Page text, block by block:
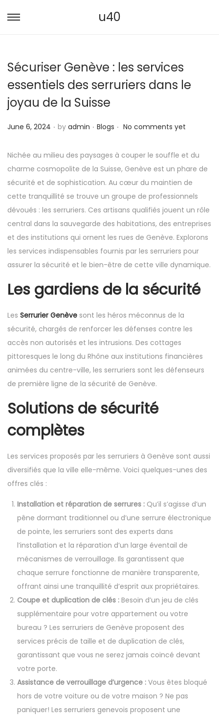
S
p
o
n
v
g
a
t
i
o
n
S
p
o
c
n
e
n
t
u40
Sécuriser Genève : les services
essentiels des serruriers dans le
joyau de la Suisse
P
s
t
e
d
o
n
June 6, 2024 . by admin . P
s
t
e
d
i
n
Blogs . No comments yet
Nichée au milieu des paysages à couper le souffle et du
charme cosmopolite de la Suisse, Genève est un phare de
sécurité et de sophistication. Au cœur du maintien de
cette tranquillité se trouve un groupe de professionnels
dévoués : les serruriers. Ces artisans qualifiés jouent un rôle
central dans la sauvegarde des habitations, des entreprises
et des institutions qui ornent les rues de Genève. Explorons
les services indispensables fournis par les serruriers pour
assurer la sécurité et le bien-être de cette ville dynamique.
Les gardiens de la sécurité
Les Serrurier Genève sont les héros méconnus de la
sécurité, chargés de renforcer les défenses contre les
accès non autorisés et les intrusions. Des cottages
pittoresques le long du Rhône aux institutions financières
animées du centre-ville, les serruriers sont les défenseurs
de première ligne de la sécurité de Genève.
Solutions de sécurité
complètes
Les services proposés par les serruriers à Genève sont aussi
diversifiés que la ville elle-même. Voici quelques-unes des
offres clés :
Installation et réparation de serrures : Qu’il s’agisse d’un
pêne dormant traditionnel ou d’une serrure électronique
de pointe, les serruriers sont des experts dans
l’installation et la réparation d’un large éventail de
mécanismes de verrouillage. Ils garantissent que
chaque serrure fonctionne de manière transparente,
offrant ainsi une tranquillité d’esprit aux propriétaires.
Coupe et duplication de clés : Besoin d’un jeu de clés
supplémentaire pour votre appartement ou votre
bureau ? Les serruriers de Genève proposent des
services précis de taille et de duplication de clés,
garantissant que vous ne serez jamais coincé devant
votre porte.
Assistance de verrouillage d’urgence : Vous êtes bloqué
hors de votre voiture ou de votre maison ? Ne pas
paniquer! Les serruriers genevois proposent une